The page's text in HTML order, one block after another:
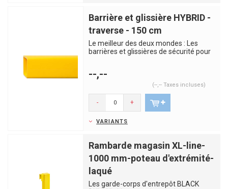
Barrière et glissière HYBRID -
traverse - 150 cm
Le meilleur des deux mondes : Les
barrières et glissières de sécurité pour
--,--
(--,-- Taxes incluses)
- +
VARIANTS
Rambarde magasin XL-line-
1000 mm-poteau d'extrémité-
laqué
Les garde-corps d'entrepôt BLACK